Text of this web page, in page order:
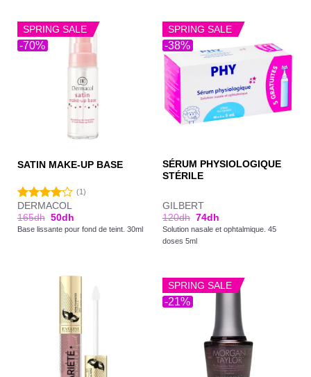
-70%
SPRING SALE
SATIN MAKE-UP BASE
Note
4.00sur
5
(1)
DERMACOL
165dh 50dh
Base lissante pour fond de teint. 30ml
-38%
SPRING SALE
SÉRUM PHYSIOLOGIQUE
STÉRILE
GILBERT
120dh 74dh
Solution nasale et ophtalmique. 45
doses 5ml
-21%
SPRING SALE